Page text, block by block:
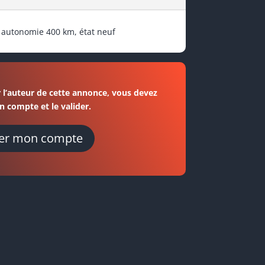
400 km, état neuf
de cette annonce, vous devez
compte et le valider.
mon compte